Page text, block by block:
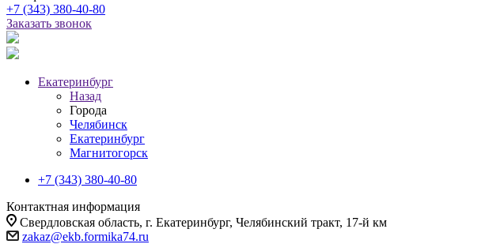
+7 (343) 380-40-80
Заказать звонок
Екатеринбург
Назад
Города
Челябинск
Екатеринбург
Магнитогорск
+7 (343) 380-40-80
Контактная информация
Свердловская область, г. Екатеринбург, Челябинский тракт, 17-й км
zakaz@ekb.formika74.ru